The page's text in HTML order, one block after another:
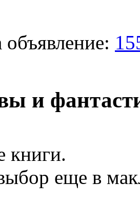
и
книги.
еще в